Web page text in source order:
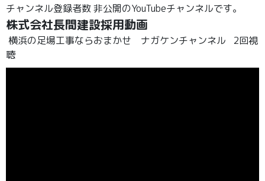
チャンネル登録者数 非公開のYouTubeチャンネルです。
株式会社長間建設採用動画
横浜の足場工事ならおまかせ ナガケンチャンネル
2回視
聴